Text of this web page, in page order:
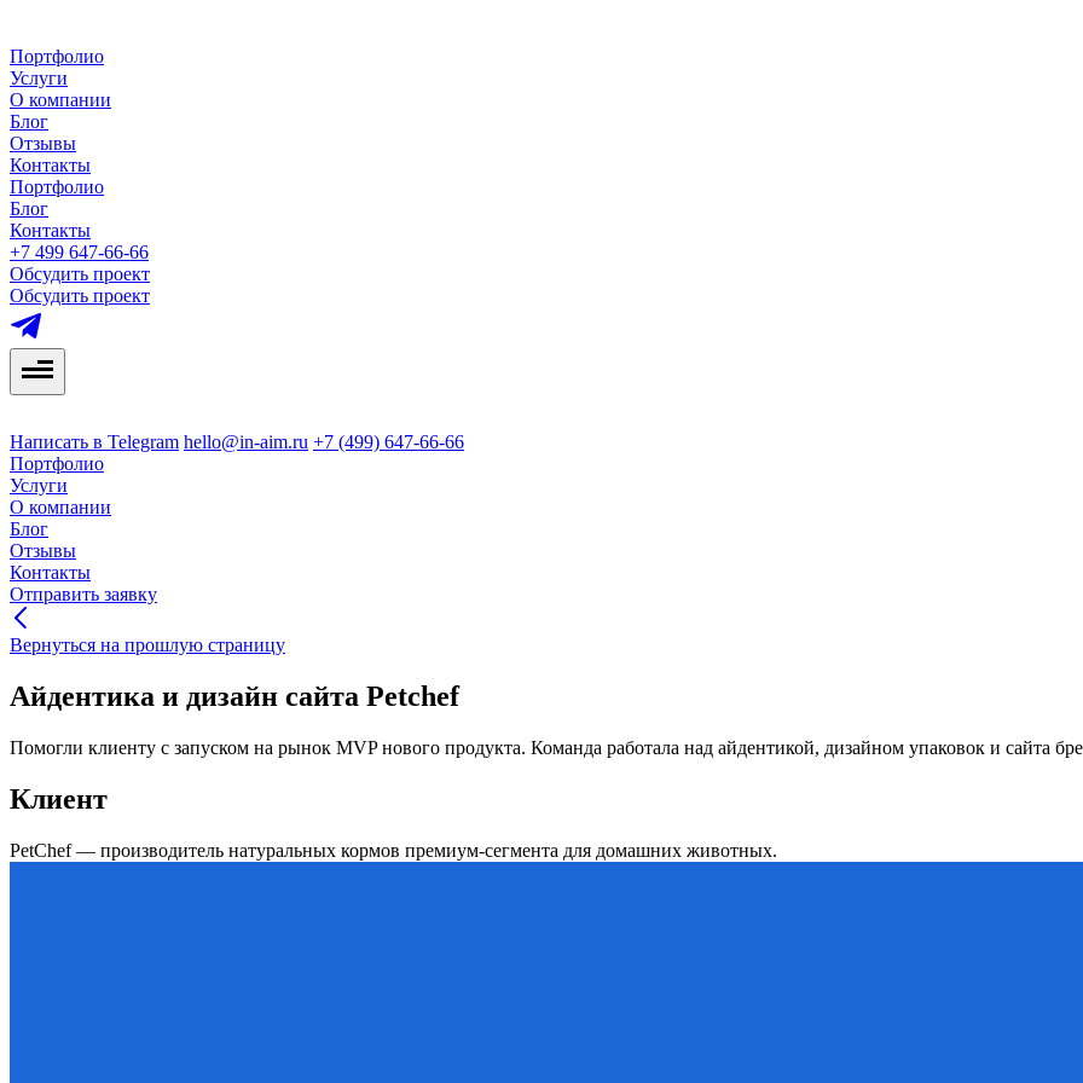
Портфолио
Услуги
О компании
Блог
Отзывы
Контакты
Портфолио
Блог
Контакты
+7 499 647-66-66
Обсудить проект
Обсудить проект
Написать в Telegram hello@in-aim.ru +7 (499) 647-66-66
Портфолио
Услуги
О компании
Блог
Отзывы
Контакты
Отправить заявку
Вернуться на прошлую страницу
Айдентика и дизайн сайта Petchef
Помогли клиенту с запуском на рынок MVP нового продукта. Команда работала над айдентикой, дизайном упаковок и сайта
Клиент
PetChef — производитель натуральных кормов премиум-сегмента для домашних животных.